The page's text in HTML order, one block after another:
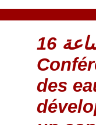
des